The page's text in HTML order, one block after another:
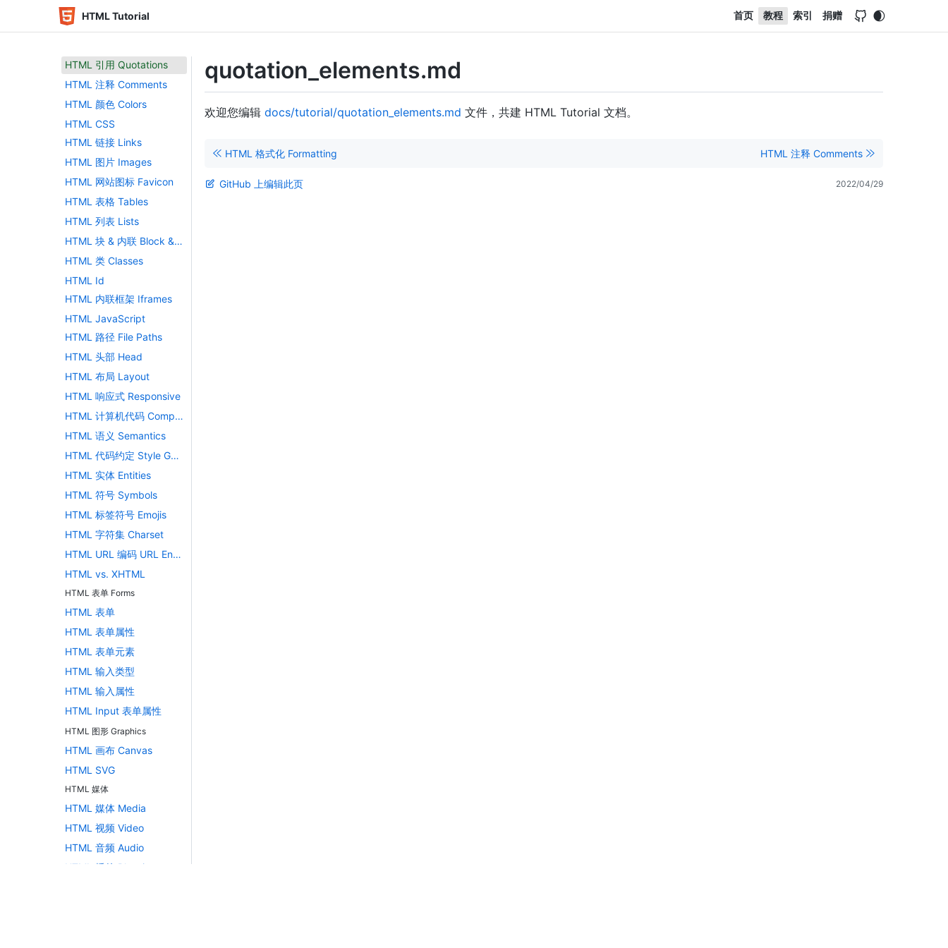
HTML Tutorial 首页 教程 索引 捐赠
HTML 段落 Paragraphs
HTML 样式 Styles
HTML 引用 Quotations
HTML 注释 Comments
HTML 颜色 Colors
HTML CSS
HTML 链接 Links
HTML 图片 Images
HTML 网站图标 Favicon
HTML 表格 Tables
HTML 列表 Lists
HTML 块 & 内联 Block & Inline
HTML 类 Classes
HTML Id
HTML 内联框架 Iframes
HTML JavaScript
HTML 路径 File Paths
HTML 头部 Head
HTML 布局 Layout
HTML 响应式 Responsive
HTML 计算机代码 Computercode
HTML 语义 Semantics
HTML 代码约定 Style Guide
HTML 实体 Entities
HTML 符号 Symbols
HTML 标签符号 Emojis
HTML 字符集 Charset
HTML URL 编码 URL Encode
HTML vs. XHTML
HTML 表单 Forms
HTML 表单
HTML 表单属性
HTML 表单元素
HTML 输入类型
HTML 输入属性
HTML Input 表单属性
HTML 图形 Graphics
HTML 画布 Canvas
HTML SVG
HTML 媒体
HTML 媒体 Media
HTML 视频 Video
HTML 音频 Audio
HTML 插件 Plug-ins
quotation_elements.md
欢迎您编辑 docs/tutorial/quotation_elements.md 文件，共建 HTML Tutorial 文档。
HTML 格式化 Formatting HTML 注释 Comments
GitHub 上编辑此页 2022/04/29